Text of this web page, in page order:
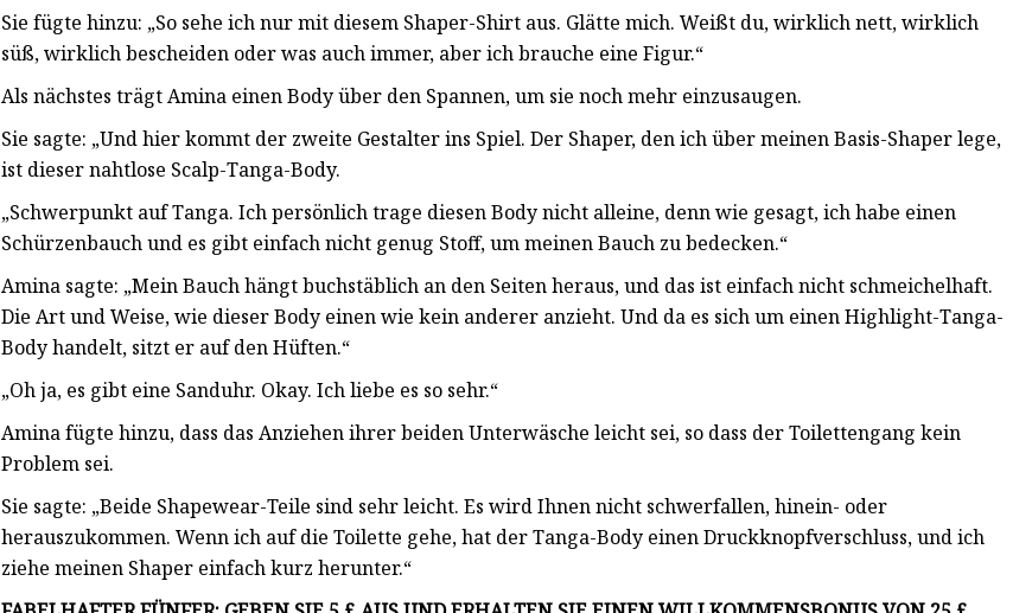
Sie fügte hinzu: „So sehe ich nur mit diesem Shaper-Shirt aus. Glätte mich. Weißt du, wirklich nett, wirklich
süß, wirklich bescheiden oder was auch immer, aber ich brauche eine Figur.“
Als nächstes trägt Amina einen Body über den Spannen, um sie noch mehr einzusaugen.
Sie sagte: „Und hier kommt der zweite Gestalter ins Spiel. Der Shaper, den ich über meinen Basis-Shaper lege,
ist dieser nahtlose Scalp-Tanga-Body.
„Schwerpunkt auf Tanga. Ich persönlich trage diesen Body nicht alleine, denn wie gesagt, ich habe einen
Schürzenbauch und es gibt einfach nicht genug Stoff, um meinen Bauch zu bedecken.“
Amina sagte: „Mein Bauch hängt buchstäblich an den Seiten heraus, und das ist einfach nicht schmeichelhaft.
Die Art und Weise, wie dieser Body einen wie kein anderer anzieht. Und da es sich um einen Highlight-Tanga-
Body handelt, sitzt er auf den Hüften.“
„Oh ja, es gibt eine Sanduhr. Okay. Ich liebe es so sehr.“
Amina fügte hinzu, dass das Anziehen ihrer beiden Unterwäsche leicht sei, so dass der Toilettengang kein
Problem sei.
Sie sagte: „Beide Shapewear-Teile sind sehr leicht. Es wird Ihnen nicht schwerfallen, hinein- oder
herauszukommen. Wenn ich auf die Toilette gehe, hat der Tanga-Body einen Druckknopfverschluss, und ich
ziehe meinen Shaper einfach kurz herunter.“